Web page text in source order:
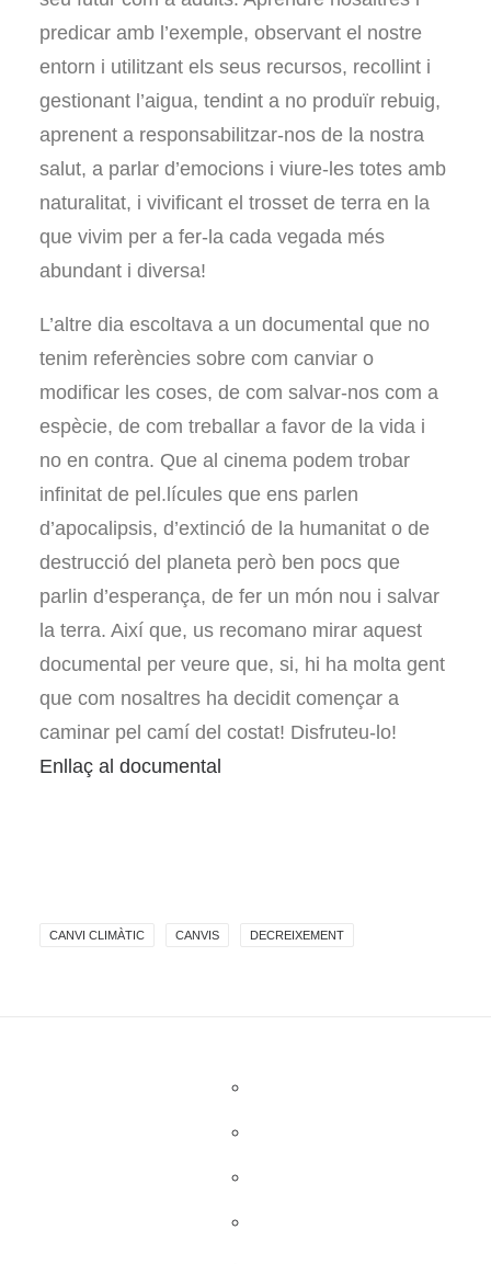
predicar amb l’exemple, observant el nostre
entorn i utilitzant els seus recursos, recollint i
gestionant l’aigua, tendint a no produïr rebuig,
aprenent a responsabilitzar-nos de la nostra
salut, a parlar d’emocions i viure-les totes amb
naturalitat, i vivificant el trosset de terra en la
que vivim per a fer-la cada vegada més
abundant i diversa!
L’altre dia escoltava a un documental que no
tenim referències sobre com canviar o
modificar les coses, de com salvar-nos com a
espècie, de com treballar a favor de la vida i
no en contra. Que al cinema podem trobar
infinitat de pel.lícules que ens parlen
d’apocalipsis, d’extinció de la humanitat o de
destrucció del planeta però ben pocs que
parlin d’esperança, de fer un món nou i salvar
la terra. Així que, us recomano mirar aquest
documental per veure que, si, hi ha molta gent
que com nosaltres ha decidit començar a
caminar pel camí del costat! Disfruteu-lo!
Enllaç al documental
CANVI CLIMÀTIC CANVIS DECREIXEMENT